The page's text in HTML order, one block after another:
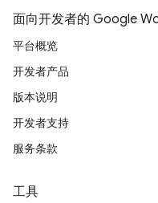
面向开发者的 Google
平台概览
开发者产品
版本说明
开发者支持
服务条款
工具